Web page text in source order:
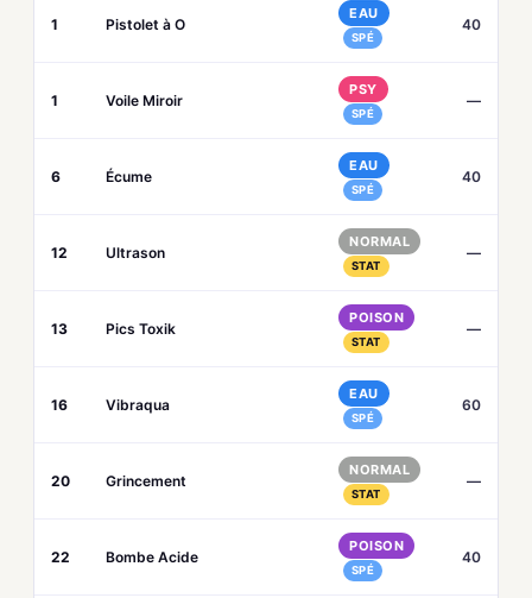
1 Pistolet à O
EAU
SPÉ
40
1 Voile Miroir
PSY
SPÉ
—
6 Écume
EAU
SPÉ
40
12 Ultrason
NORMAL
STAT
—
13 Pics Toxik
POISON
STAT
—
16 Vibraqua
EAU
SPÉ
60
20 Grincement
NORMAL
STAT
—
22 Bombe Acide
POISON
SPÉ
40